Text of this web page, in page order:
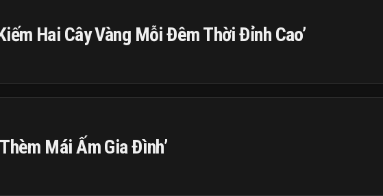
Hai Cây Vàng Mỗi Đêm Thời Đỉnh Cao’
Mái Ấm Gia Đình’